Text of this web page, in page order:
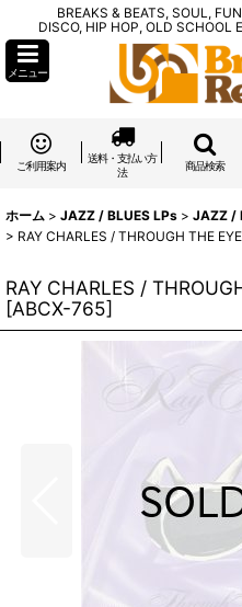
BREAKS & BEATS, SOUL,
DISCO, HIP HOP, OLD SCHOOL
メニュー
ご利用案内
送料・支払い方
法
商品検索
ホーム > JAZZ / BLUES LPs > JAZZ /
> RAY CHARLES / THROUGH THE
RAY CHARLES /
[ABCX-765]